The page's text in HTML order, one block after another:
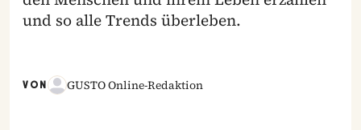
und so alle Trends überleben.
VON GUSTO Online-Redaktion